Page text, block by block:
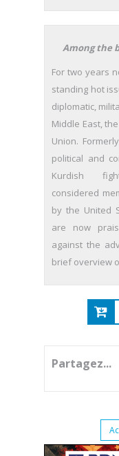
Among the
For two years
standing hot
diplomatic,
Middle East,
Union.
political and
Kurdish
considered
by the United
are now
against the
brief overview
Partagez...